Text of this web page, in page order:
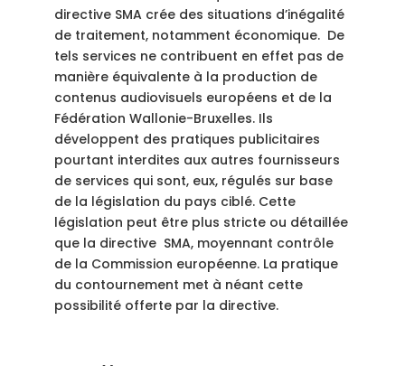
directive SMA crée des situations d’inégalité
de traitement, notamment économique. De
tels services ne contribuent en effet pas de
manière équivalente à la production de
contenus audiovisuels européens et de la
Fédération Wallonie-Bruxelles. Ils
développent des pratiques publicitaires
pourtant interdites aux autres fournisseurs
de services qui sont, eux, régulés sur base
de la législation du pays ciblé. Cette
législation peut être plus stricte ou détaillée
que la directive SMA, moyennant contrôle
de la Commission européenne. La pratique
du contournement met à néant cette
possibilité offerte par la directive.